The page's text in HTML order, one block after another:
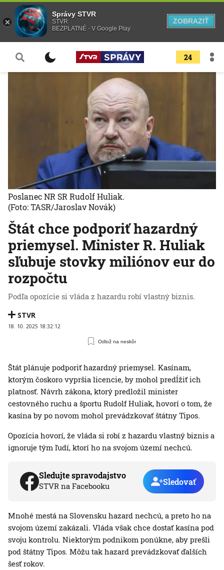
24
Štát chce podporiť hazardný
priemysel. Minister R. Huliak
sľubuje stovky miliónov eur do
rozpočtu
Podľa opozície si vláda z hazardu robí vlastný biznis.
STVR
18. 10. 2025 18:32:12
Odlož na neskôr
Poslanec NR SR Rudolf Huliak.
(Foto: TASR/Jaroslav Novák)
Štát plánuje podporiť hazardný priemysel. Kasínam,
ktorým čoskoro vypršia licencie, by mohol predĺžiť ich
platnosť. Návrh zákona, ktorý predložil minister
cestovného ruchu a športu Rudolf Huliak, hovorí o tom, že
kasína by po novom mohol prevádzkovať štátny Tipos.
Opozícia hovorí, že vláda si robí z hazardu vlastný biznis a
ignoruje tým ľudí, ktorí ho na svojom území nechcú.
Sledujte spravodajstvo
STVR na Facebooku Sledovať
Mnohé mestá na Slovensku hazard nechcú, a preto ho na
svojom území zakázali. Vláda však chce dostať kasína pod
svoju kontrolu. Niektorým podnikom ponúkne, aby prešli
pod štátny Tipos. Môžu tak hazard prevádzkovať ďalších
šesť rokov.
Správy STVR
STVR
BEZPLATNÉ - V Google Play
ZOBRAZIŤ